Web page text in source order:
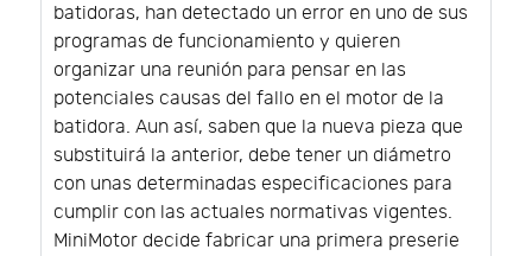
batidoras, han detectado un error en uno de sus
programas de funcionamiento y quieren
organizar una reunión para pensar en las
potenciales causas del fallo en el motor de la
batidora. Aun así, saben que la nueva pieza que
substituirá la anterior, debe tener un diámetro
con unas determinadas especificaciones para
cumplir con las actuales normativas vigentes.
MiniMotor decide fabricar una primera preserie